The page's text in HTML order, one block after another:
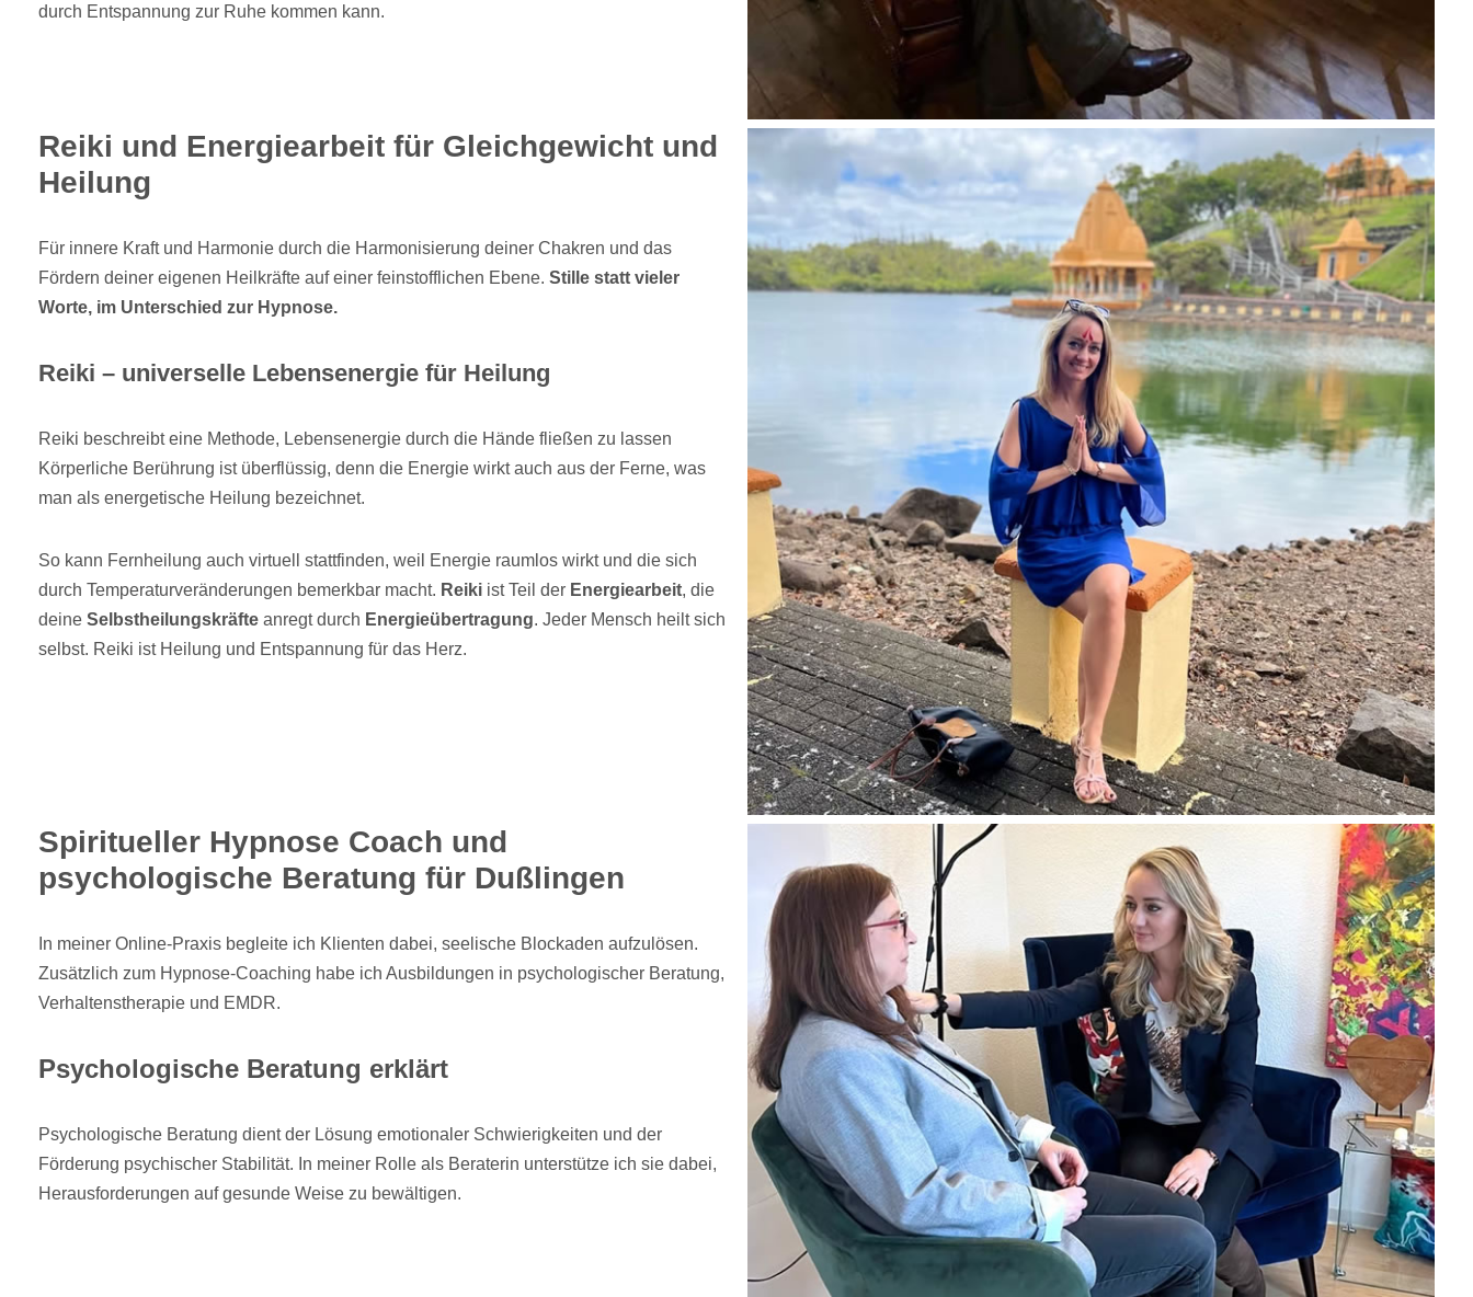
durch Entspannung zur Ruhe kommen kann.
Reiki und Energiearbeit für Gleichgewicht und
Heilung
Für innere Kraft und Harmonie durch die Harmonisierung deiner Chakren und das
Fördern deiner eigenen Heilkräfte auf einer feinstofflichen Ebene. Stille statt vieler
Worte, im Unterschied zur Hypnose.
Reiki – universelle Lebensenergie für Heilung
Reiki beschreibt eine Methode, Lebensenergie durch die Hände fließen zu lassen
Körperliche Berührung ist überflüssig, denn die Energie wirkt auch aus der Ferne, was
man als energetische Heilung bezeichnet.
So kann Fernheilung auch virtuell stattfinden, weil Energie raumlos wirkt und die sich
durch Temperaturveränderungen bemerkbar macht. Reiki ist Teil der Energiearbeit, die
deine Selbstheilungskräfte anregt durch Energieübertragung. Jeder Mensch heilt sich
selbst. Reiki ist Heilung und Entspannung für das Herz.
Spiritueller Hypnose Coach und
psychologische Beratung für Dußlingen
In meiner Online-Praxis begleite ich Klienten dabei, seelische Blockaden aufzulösen.
Zusätzlich zum Hypnose-Coaching habe ich Ausbildungen in psychologischer Beratung,
Verhaltenstherapie und EMDR.
Psychologische Beratung erklärt
Psychologische Beratung dient der Lösung emotionaler Schwierigkeiten und der
Förderung psychischer Stabilität. In meiner Rolle als Beraterin unterstütze ich sie dabei,
Herausforderungen auf gesunde Weise zu bewältigen.